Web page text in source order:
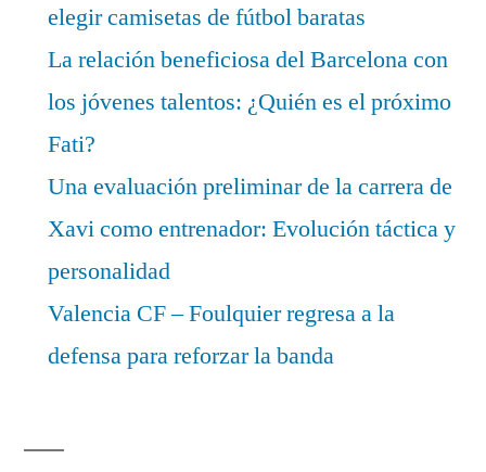
elegir camisetas de fútbol baratas
La relación beneficiosa del Barcelona con
los jóvenes talentos: ¿Quién es el próximo
Fati?
Una evaluación preliminar de la carrera de
Xavi como entrenador: Evolución táctica y
personalidad
Valencia CF – Foulquier regresa a la
defensa para reforzar la banda